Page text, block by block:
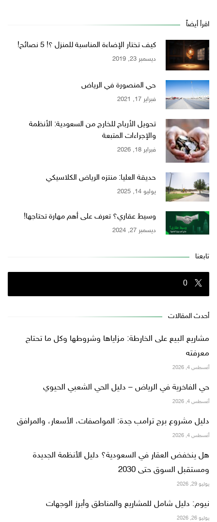
اقرأ أيضاً
كيف تختار الإضاءة المناسبة للمنزل ؟! 5 نصائح!
ديسمبر 23, 2019
حي المنصورة في الرياض
فبراير 17, 2021
تحويل الأرباح للخارج من السعودية: الأنظمة
والإجراءات المتبعة
فبراير 18, 2026
حديقة العليا: منتزه الرياض الكلاسيكي
يوليو 14, 2025
وسيط عقاري؟ تعرف على أهم مهارة تحتاجها!
ديسمبر 27, 2024
تابعنا
0
أحدث المقالات
مشاريع البيع على الخارطة: مزاياها وشروطها وكل ما تحتاج
معرفته
أغسطس 4, 2026
حي الفاخرية في الرياض – دليل الحي الشعبي الحيوي
أغسطس 4, 2026
دليل مشروع برج ترامب جدة: المواصفات، الأسعار، والمرافق
أغسطس 4, 2026
هل ينخفض العقار في السعودية؟ دليل الأنظمة الجديدة
ومستقبل السوق حتى 2030
يوليو 29, 2026
نيوم: دليل شامل للمشاريع والمناطق وأبرز الوجهات
يوليو 26, 2026